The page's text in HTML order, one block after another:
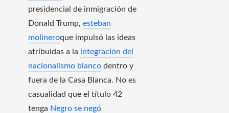
presidencial de inmigración de
Donald Trump, esteban
molineroque impulsó las ideas
atribuidas a la integración del
nacionalismo blanco dentro y
fuera de la Casa Blanca. No es
casualidad que el título 42
tenga Negro se negó